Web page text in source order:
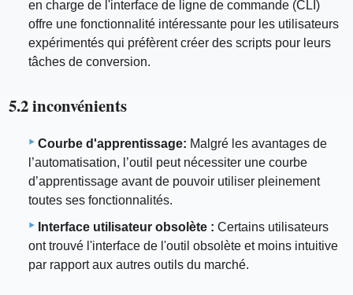
en charge de l'interface de ligne de commande (CLI)
offre une fonctionnalité intéressante pour les utilisateurs
expérimentés qui préfèrent créer des scripts pour leurs
tâches de conversion.
5.2 inconvénients
Courbe d'apprentissage: Malgré les avantages de
l’automatisation, l’outil peut nécessiter une courbe
d’apprentissage avant de pouvoir utiliser pleinement
toutes ses fonctionnalités.
Interface utilisateur obsolète : Certains utilisateurs
ont trouvé l'interface de l'outil obsolète et moins intuitive
par rapport aux autres outils du marché.